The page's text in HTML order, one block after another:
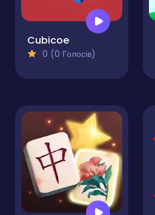
Cubicoe
0 (0 Голосів)